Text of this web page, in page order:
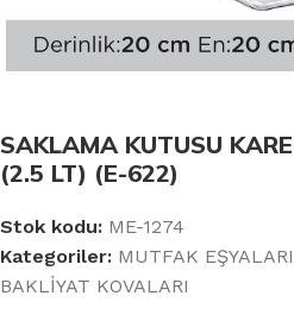
SAKLAMA KUTUSU
(2.5 LT) (E-622)
Stok kodu: ME-1274
Kategoriler: MUTFAK EŞYALARI
BAKLİYAT KOVALARI